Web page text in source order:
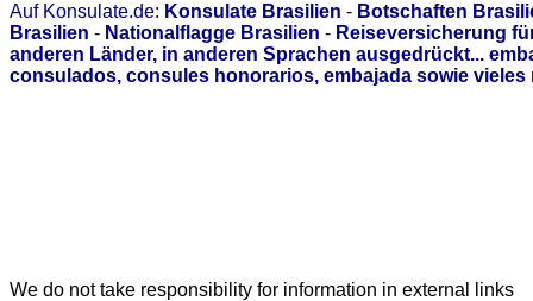
Auf Konsulate.de: Konsulate Brasilien - Botschaften
Brasilien - Nationalflagge Brasilien - Reiseversicherung
anderen Länder, in anderen Sprachen ausgedrückt...
consulados, consules honorarios, embajada sowie vieles
We do not take responsibility for information in external links